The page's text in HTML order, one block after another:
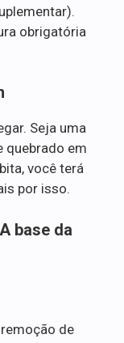
obrigatória
Seja uma
quebrado em
você terá
por isso.
base da
de